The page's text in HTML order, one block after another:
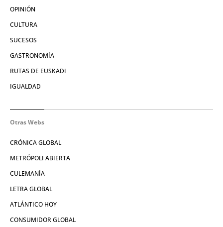
OPINIÓN
CULTURA
SUCESOS
GASTRONOMÍA
RUTAS DE EUSKADI
IGUALDAD
Otras Webs
CRÓNICA GLOBAL
METRÓPOLI ABIERTA
CULEMANÍA
LETRA GLOBAL
ATLÁNTICO HOY
CONSUMIDOR GLOBAL